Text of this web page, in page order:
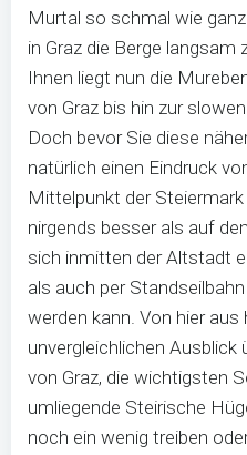
Murtal so schmal wie
in Graz die Berge
Ihnen liegt nun die
von Graz bis hin zur
Doch bevor Sie diese
natürlich einen Eindruck
Mittelpunkt der
nirgends besser als auf
sich inmitten der Altstadt
als auch per
werden kann. Von hier aus
unvergleichlichen Ausblick
von Graz, die wichtigsten
umliegende Steirische
noch ein wenig treiben